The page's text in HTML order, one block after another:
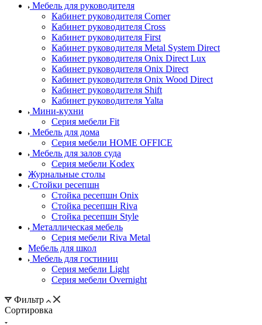
Мебель для руководителя
Кабинет руководителя Corner
Кабинет руководителя Cross
Кабинет руководителя First
Кабинет руководителя Metal System Direct
Кабинет руководителя Onix Direct Lux
Кабинет руководителя Onix Direct
Кабинет руководителя Onix Wood Direct
Кабинет руководителя Shift
Кабинет руководителя Yalta
Мини-кухни
Серия мебели Fit
Мебель для дома
Серия мебели HOME OFFICE
Мебель для залов суда
Серия мебели Kodex
Журнальные столы
Стойки ресепшн
Стойка ресепшн Onix
Стойка ресепшн Riva
Стойка ресепшн Style
Металлическая мебель
Серия мебели Riva Metal
Мебель для школ
Мебель для гостиниц
Серия мебели Light
Серия мебели Overnight
Фильтр
Сортировка